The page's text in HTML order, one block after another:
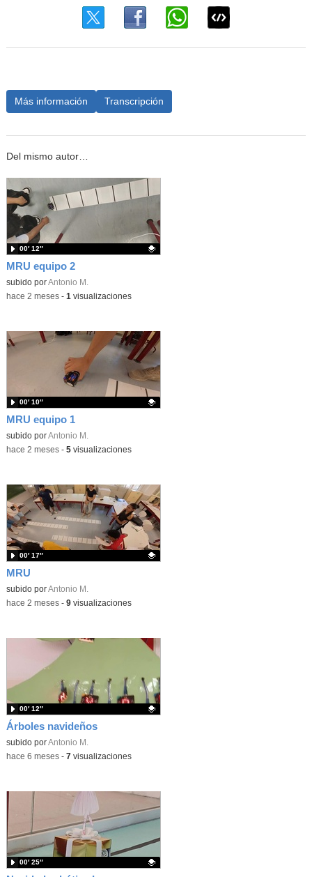
Más información Transcripción
Del mismo autor…
MRU equipo 2
Contenido educativo.
subido porAntonio M.
00′ 12″
-hace 2 meses- 1 visualizaciones
MRU equipo 1
Contenido educativo.
subido porAntonio M.
00′ 10″
-hace 2 meses- 5visualizaciones
MRU
Contenido educativo.
subido porAntonio M.
00′ 17″
-hace 2 meses- 9visualizaciones
Árboles navideños
Contenido educativo.
subido porAntonio M.
00′ 12″
-hace 6 meses- 7 visualizaciones
00′ 25″